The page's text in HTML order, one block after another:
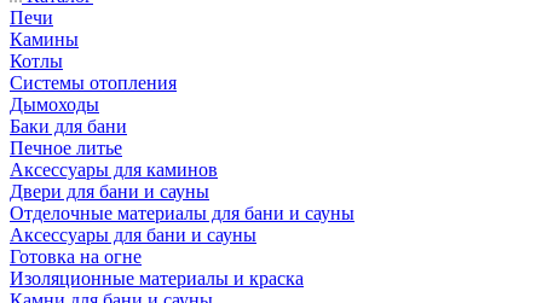
Печи
Камины
Котлы
Системы отопления
Дымоходы
Баки для бани
Печное литье
Аксессуары для каминов
Двери для бани и сауны
Отделочные материалы для бани и сауны
Аксессуары для бани и сауны
Готовка на огне
Изоляционные материалы и краска